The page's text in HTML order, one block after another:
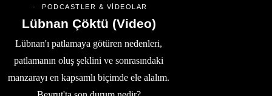
PODCASTLER & VIDEOLAR
Lübnan Çöktü (Video)
Lübnan'ı patlamaya götüren nedenleri,
patlamanın oluş şeklini ve sonrasındaki
manzarayı en kapsamlı biçimde ele alalım.